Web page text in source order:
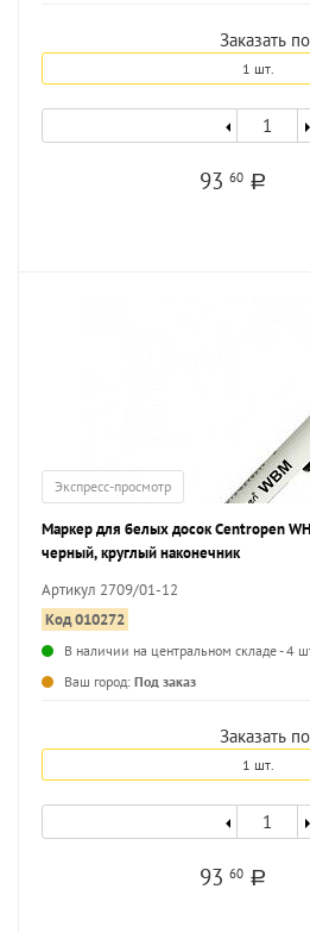
Заказать
1 шт.
9360 a
Экспресс-просмотр
Маркер для белых досок Centropen
черный, круглый наконечник
Артикул 2709/01-12
Код 010272
В наличии на центральном складе - 4
Ваш город: Под заказ
Заказать
1 шт.
9360 a